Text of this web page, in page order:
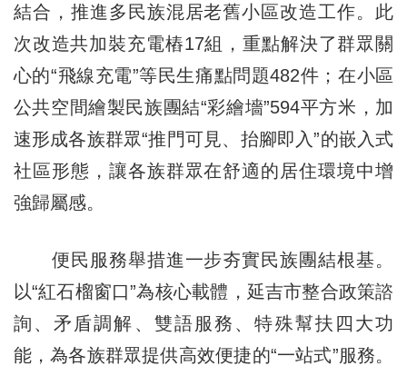
結合，推進多民族混居老舊小區改造工作。此
次改造共加裝充電樁17組，重點解決了群眾關
心的“飛線充電”等民生痛點問題482件；在小區
公共空間繪製民族團結“彩繪墻”594平方米，加
速形成各族群眾“推門可見、抬腳即入”的嵌入式
社區形態，讓各族群眾在舒適的居住環境中增
強歸屬感。
便民服務舉措進一步夯實民族團結根基。
以“紅石榴窗口”為核心載體，延吉市整合政策諮
詢、矛盾調解、雙語服務、特殊幫扶四大功
能，為各族群眾提供高效便捷的“一站式”服務。